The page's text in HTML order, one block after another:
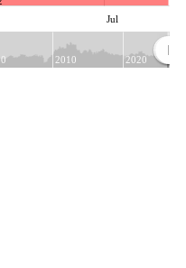
Jul
2010 2020